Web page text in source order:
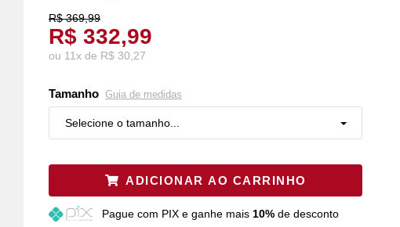
R$ 369,99
R$ 332,99
ou 11x de R$ 30,27
Tamanho Guia de medidas
Selecione o tamanho...
Restam mais de 6 itens
G Restam mais de 6 itens
ADICIONAR AO CARRINHO
Pague com PIX e ganhe mais 10%de desconto